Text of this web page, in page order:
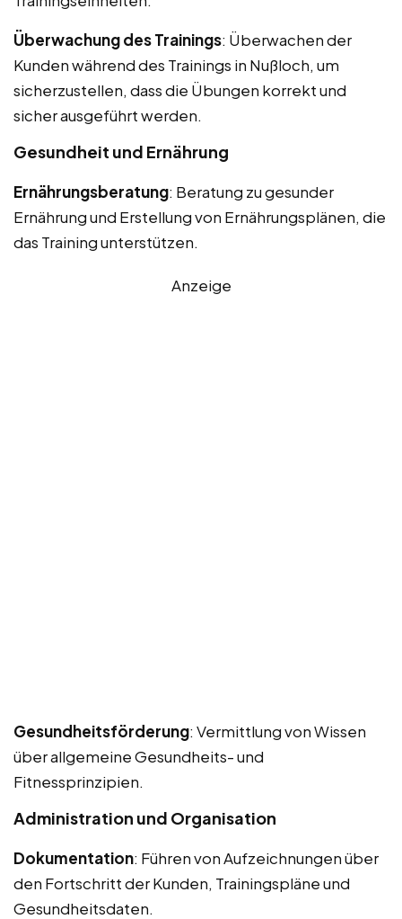
Überwachung des Trainings: Überwachen der
Kunden während des Trainings in Nußloch, um
sicherzustellen, dass die Übungen korrekt und
sicher ausgeführt werden.
Gesundheit und Ernährung
Ernährungsberatung: Beratung zu gesunder
Ernährung und Erstellung von Ernährungsplänen, die
das Training unterstützen.
Anzeige
Gesundheitsförderung: Vermittlung von Wissen
über allgemeine Gesundheits- und
Fitnessprinzipien.
Administration und Organisation
Dokumentation: Führen von Aufzeichnungen über
den Fortschritt der Kunden, Trainingspläne und
Gesundheitsdaten.